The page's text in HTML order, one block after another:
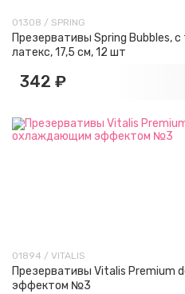
01308 / SPRING
Презервативы Spring Bubbles,
латекс, 17,5 см, 12 шт
342 ₽
01894 / VITALIS
Презервативы Vitalis Premium
эффектом №3